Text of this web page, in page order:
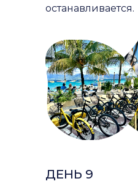
останавливается.
ДЕНЬ 9